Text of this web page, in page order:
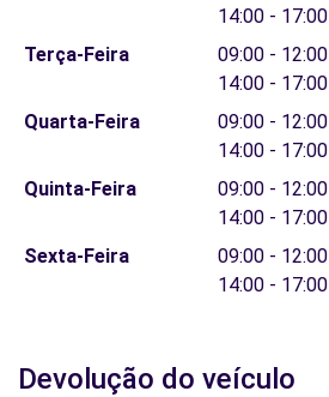
14:00 - 17:00
Terça-Feira
09:00 - 12:00
14:00 - 17:00
Quarta-Feira
09:00 - 12:00
14:00 - 17:00
Quinta-Feira
09:00 - 12:00
14:00 - 17:00
Sexta-Feira
09:00 - 12:00
14:00 - 17:00
Devolução do veículo